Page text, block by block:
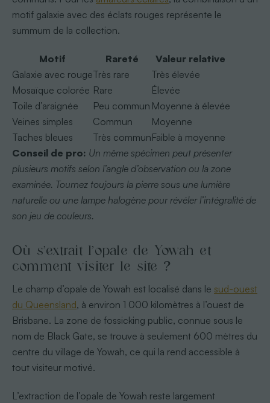
motif galaxie avec des éclats rouges représente le
summum de la collection.
Motif Rareté
Valeur relative
Galaxie avec rougeTrès rare
Très élevée
Mosaïque colorée Rare
Élevée
Toile d’araignée
Peu commun Moyenne à élevée
Veines simples
Commun
Moyenne
Taches bleues
Très communFaible à moyenne
Conseil de pro: Un même spécimen peut présenter
plusieurs motifs selon l’angle d’observation ou la zone
examinée. Tournez toujours la pierre sous une lumière
naturelle ou une lampe halogène pour révéler l’intégralité de
son jeu de couleurs.
Où s’extrait l’opale de Yowah et
comment visiter le site ?
Le champ d’opale de Yowah est localisé dans le sud-ouest
du Queensland, à environ 1 000 kilomètres à l’ouest de
Brisbane. La zone de fossicking public, connue sous le
nom de Black Gate, se trouve à seulement 600 mètres du
centre du village de Yowah, ce qui la rend accessible à
tout visiteur motivé.
L’extraction de l’opale de Yowah reste largement